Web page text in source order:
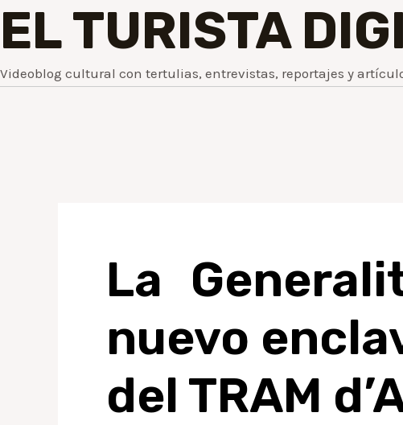
EL TURISTA
Videoblog cultural con tertulias, entrevistas, reportajes y
La
nuevo
del TRAM